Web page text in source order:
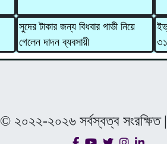
সুদের টাকার জন্য বিধবার গাভী নিয়ে
গেলেন দাদন ব্যবসায়ী
© ২০২২-২০২৬ সর্বস্বত্ব সংরক্ষিত |